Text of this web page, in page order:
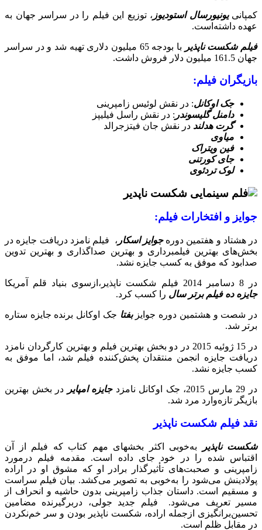
کمپانییونیورسال استودیوز ، توزیع این فیلم را در سراسر جهان به
عهده داشته‌است.
فیلم شکست ناپذیر
با بودجه 65 میلیون دلاری تهیه شد و در سراسر
جهان 161.5 میلیون دلار فروش داشت.
بازیگران فیلم:
جک اوکانل: در نقش لوئیس زامپرینی
دامنل گلیسوندر : در نقش راسل فیلیپز
گرت هدلند در نقش جان فیتزجرالد
میاوی
فین ویتراک
جای کورتنی
لوک تردئوی
جوایز و افتخارات فیلم:
در هشتاد و هفتمین دورهجوایز اسکار ، فیلم نامزد دریافت جایزه در
بخش‌های بهترین فیلمبرداری و بهترین صداگذاری و بهترین تدوین
صدابود که موفق به کسب جایزه نشد.
در 8 دسامبر 2014 فیلم شکست ناپذیر،ازسوی بنیاد قلم آمریکا
جایزه ده فیلم برتر سال را کسب کرد.
در شصت و هشتمین دوره جوایزبفتا جک اوکانل برنده جایزه ستاره
برتر شد.
در 15 ژوئیه 2015 در دو بخش بهترین فیلم و بهترین کارگردان نامزد
دریافت جایزه انجمن منتقدان پخش‌کننده فیلم شد، اما موفق به
کسب جایزه نشد.
در 29 مارس 2015، جک اوکانل نامزد جایزه امپایر
در بخش بهترین
بازیگر تازه‌وارد مرد شد.
نقد فیلم شکست ناپذیر
شکست ناپذیر
به‌خوبی اکثر بخشهای مهم کتاب که فیلم از آن
اقتباس شده را در خود جای داده است. مقدمه فیلم درمورد
زامپرینی و صحبت‌های تأثیرگذار برادر او که مشوق او در اراده
پولادینش می‌شود را به‌خوبی به تصویر می‌کشد. بیان فیلم سراست
و مسقیم است. داستان جذاب زامپرینی بدون حاشیه و انحراف از
مسیر تعریف می‌شود. فیلم جدید جولی، دربرگیرنده مضامین
تحسین‌برانگیزی ازجمله اراده، شکست ناپذیر بودن و سر خم‌نکردن
در مقابل ظلم است.